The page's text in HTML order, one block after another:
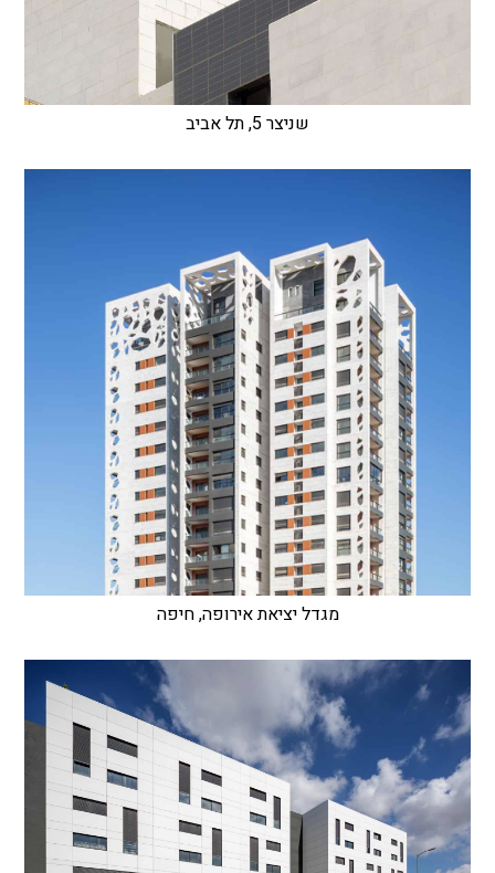
שניצר 5, תל אביב
מגדל יציאת אירופה, חיפה